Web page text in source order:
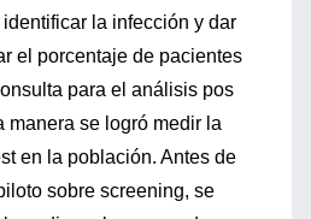
la infección y dar
el porcentaje de pacientes
para el análisis pos
manera se logró medir la
en la población. Antes de
sobre screening, se